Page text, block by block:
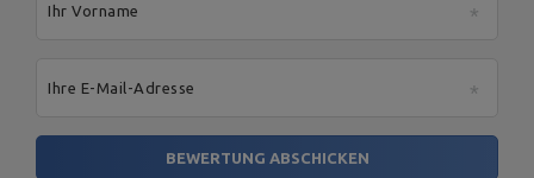
Ihr Vorname
Ihre E-Mail-Adresse
BEWERTUNG ABSCHICKEN